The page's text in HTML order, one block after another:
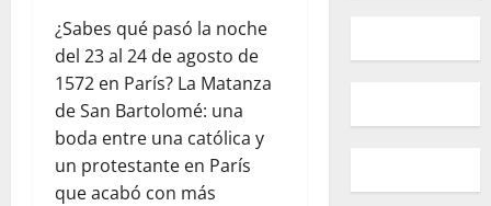
¿Sabes qué pasó la noche
del 23 al 24 de agosto de
1572 en París? La Matanza
de San Bartolomé: una
boda entre una católica y
un protestante en París
que acabó con más